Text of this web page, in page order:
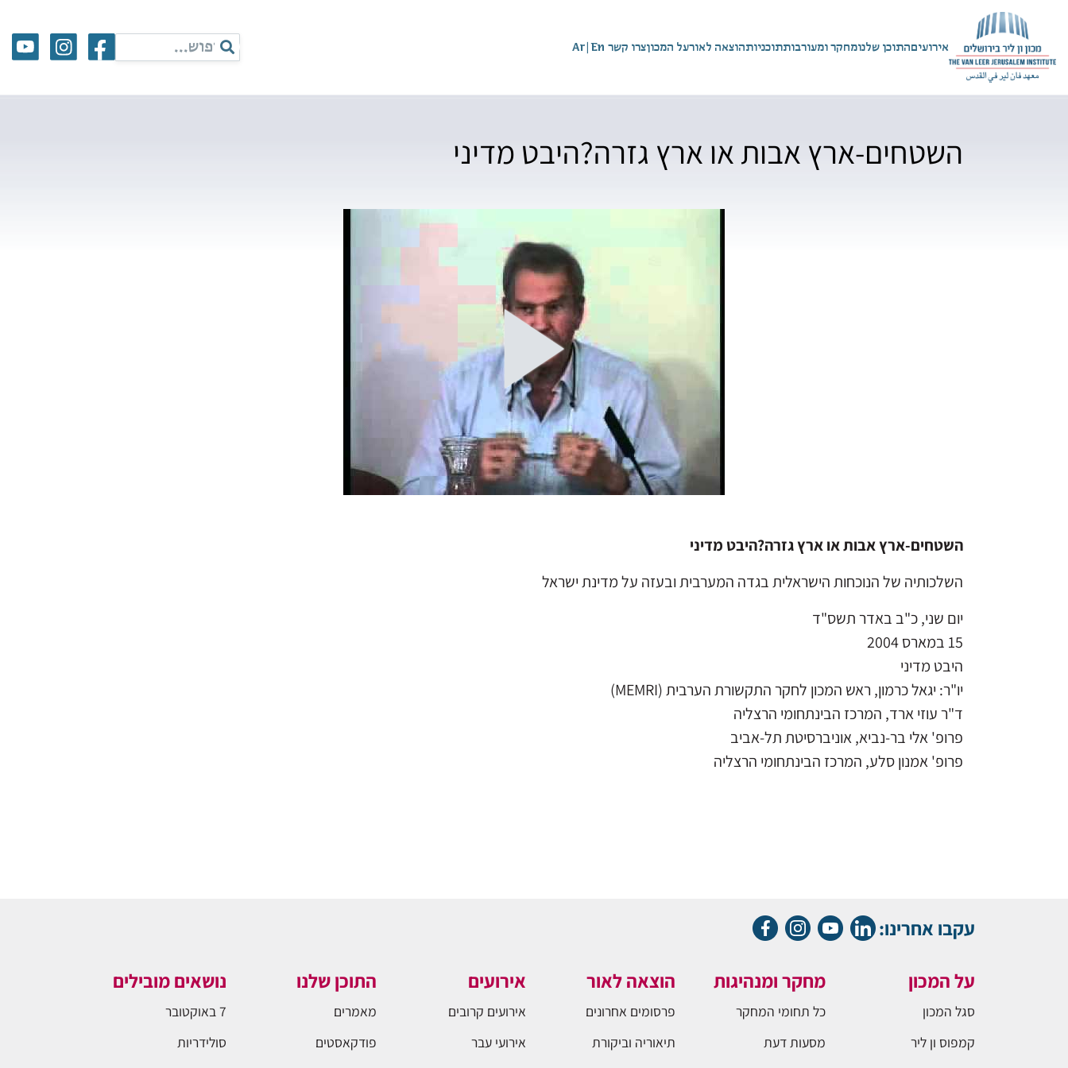
אירועיםהתוכן שלנומחקר ומעורבותתוכניותהוצאה לאורעל המכוןצרו קשר En
|
Ar
השטחים-ארץ אבות או ארץ גזרה?היבט מדיני
השטחים-ארץ אבות או ארץ גזרה?היבט מדיני
השלכותיה של הנוכחות הישראלית בגדה המערבית ובעזה על מדינת ישראל
יום שני, כ"ב באדר תשס"ד
15 במארס 2004
היבט מדיני
יו"ר: יגאל כרמון, ראש המכון לחקר התקשורת הערבית (MEMRI)
ד"ר עוזי ארד, המרכז הבינתחומי הרצליה
פרופ' אלי בר-נביא, אוניברסיטת תל-אביב
פרופ' אמנון סלע, המרכז הבינתחומי הרצליה
עקבו אחרינו:
על המכון
סגל המכון
קמפוס ון ליר
מחקר ומנהיגות
כל תחומי המחקר
מסעות דעת
הוצאה לאור
פרסומים אחרונים
תיאוריה וביקורת
אירועים
אירועים קרובים
אירועי עבר
התוכן שלנו
מאמרים
פודקאסטים
נושאים מובילים
7 באוקטובר
סולידריות